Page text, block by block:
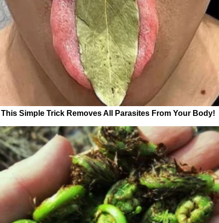
This Simple Trick Removes All Parasites From Your Body!